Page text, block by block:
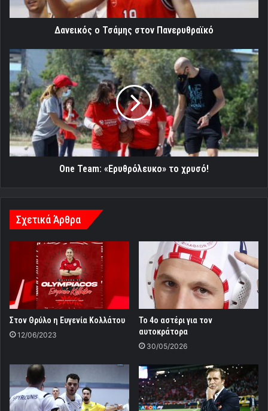
Δανεικός ο Τσάμης στον Πανερυθραϊκό
One
Team:
«Ερυθρόλευκο»
το
χρυσό!
One Team: «Ερυθρόλευκο» το χρυσό!
Σχετικά Άρθρα
Στον Θρύλο η Ευγενία Κολλάτου
12/06/2023
Το 4ο αστέρι για τον
αυτοκράτορα
30/05/2026